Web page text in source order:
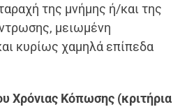
της μνήμης ή/και της
μειωμένη
κυρίως χαμηλά επίπεδα
Χρόνιας Κόπωσης (κριτήρια